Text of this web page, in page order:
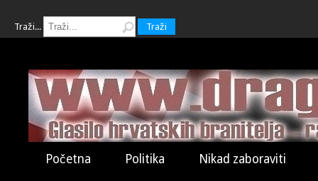
Traži... Traži
Početna Politika Nikad zaboraviti